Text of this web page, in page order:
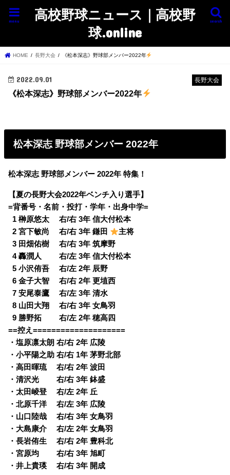
高校野球ニュース｜高校野
球.online
search
menu
HOME 長野大会 《松本深志》野球部メンバー2022年
長野大会
2022.09.01
《松本深志》野球部メンバー2022年
松本深志 野球部メンバー 2022年
松本深志 野球部メンバー 2022年 特集！
【夏の長野大会2022年ベンチ入り選手】
=背番号・名前・投打・学年・出身中学=
1 榊原悠太 右/右 3年 信大付松本
02 宮下敏尚 右/右 3年 鎌田
主将
03 田畑佑樹 右/右 3年 筑摩野
04 轟潤人 右/左 3年 信大付松本
05 小沢侑吾 右/左 2年 辰野
06 金子大智 右/右 2年 更埴西
07 安尾泰鷹 右/左 3年 清水
08 山田大翔 右/右 3年 女鳥羽
09 勝野拓 右/左 2年 穂高四
==控え====================
・塩原凛太朗 右/右 2年 広陵
・小平陽之助 右/右 1年 茅野北部
・高田暉琉 右/右 2年 波田
・清沢光 右/右 3年 鉢盛
・太田崚登 右/左 2年 丘
・北原千洋 右/左 3年 広陵
・山口陸哉 右/右 3年 女鳥羽
・大島康介 右/左 2年 女鳥羽
・長岩侑生 右/右 2年 豊科北
・宮原均 右/右 3年 旭町
・井上貴瑛 右/右 3年 開成